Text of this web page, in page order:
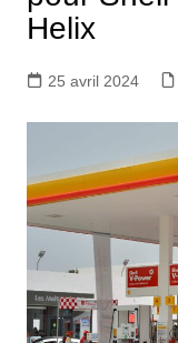
Helix
25 avril 2024